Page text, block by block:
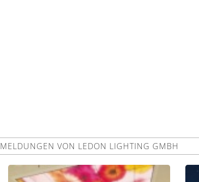
MELDUNGEN VON LEDON LIGHTING GMBH